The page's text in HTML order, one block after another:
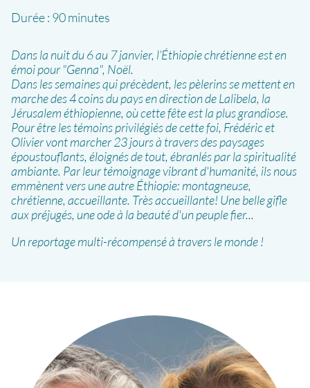
Durée : 90 minutes
Dans la nuit du 6 au 7 janvier, l’Éthiopie chrétienne est en
émoi pour "Genna", Noël.
Dans les semaines qui précèdent, les pèlerins se mettent en
marche des 4 coins du pays en direction de Lalibela, la
Jérusalem éthiopienne, où cette fête est la plus grandiose.
Pour être les témoins privilégiés de cette foi, Frédéric et
Olivier vont marcher 23 jours à travers des paysages
époustouflants, éloignés de tout, ébranlés par la spiritualité
ambiante. Par leur témoignage vibrant d'humanité, ils nous
emmènent vers une autre Éthiopie: montagneuse,
chrétienne, accueillante. Très accueillante! Une belle gifle
aux préjugés, une ode à la beauté d'un peuple fier...
Un reportage multi-récompensé à travers le monde !